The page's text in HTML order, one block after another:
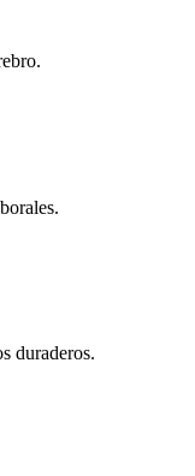
duraderos.